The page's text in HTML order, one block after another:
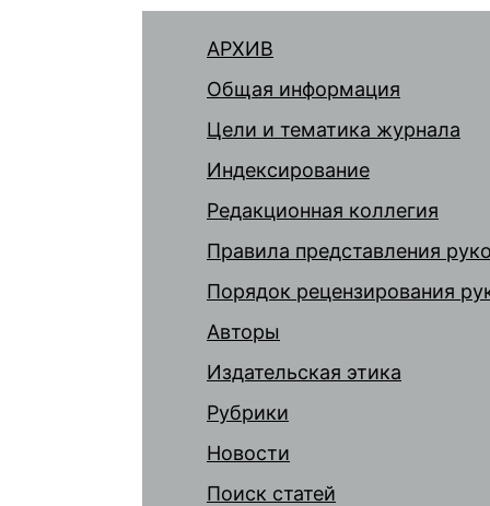
АРХИВ
Общая информация
Цели и тематика журнала
Индексирование
Редакционная коллегия
Правила представления
Порядок рецензирования
Авторы
Издательская этика
Рубрики
Новости
Поиск статей